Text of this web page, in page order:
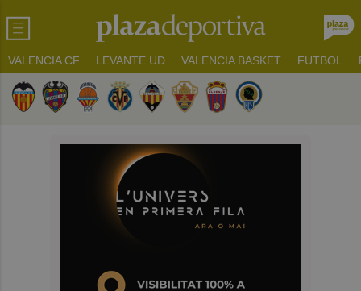
VALENCIA CF LEVANTE UD VALENCIA BASKET FUTBOL